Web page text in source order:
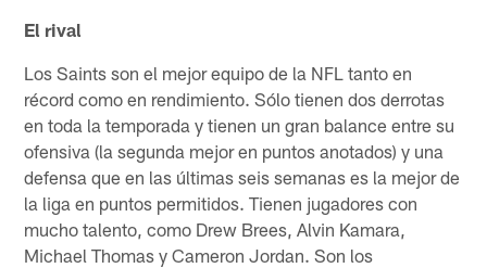
El rival
Los Saints son el mejor equipo de la NFL tanto en
récord como en rendimiento. Sólo tienen dos derrotas
en toda la temporada y tienen un gran balance entre su
ofensiva (la segunda mejor en puntos anotados) y una
defensa que en las últimas seis semanas es la mejor de
la liga en puntos permitidos. Tienen jugadores con
mucho talento, como Drew Brees, Alvin Kamara,
Michael Thomas y Cameron Jordan. Son los